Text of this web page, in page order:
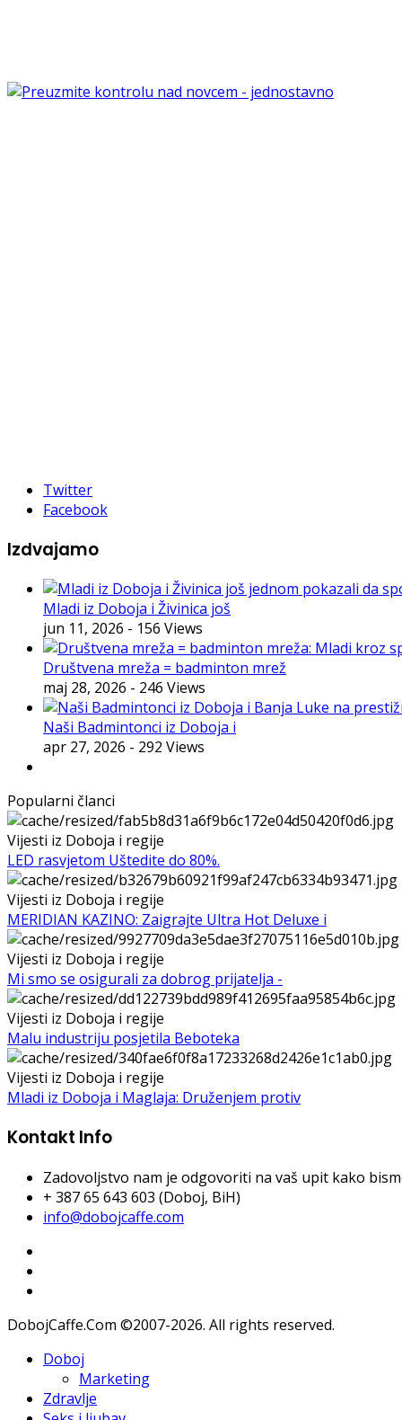
Twitter
Facebook
Izdvajamo
Mladi iz Doboja i Živinica još
jun 11, 2026 - 156 Views
Društvena mreža = badminton mrež
maj 28, 2026 - 246 Views
Naši Badmintonci iz Doboja i
apr 27, 2026 - 292 Views
Popularni članci
Vijesti iz Doboja i regije
LED rasvjetom Uštedite do 80%.
Vijesti iz Doboja i regije
MERIDIAN KAZINO: Zaigrajte Ultra Hot Deluxe i
Vijesti iz Doboja i regije
Mi smo se osigurali za dobrog prijatelja -
Vijesti iz Doboja i regije
Malu industriju posjetila Beboteka
Vijesti iz Doboja i regije
Mladi iz Doboja i Maglaja: Druženjem protiv
Kontakt Info
Zadovoljstvo nam je odgovoriti na vaš upit kako
+ 387 65 643 603 (Doboj, BiH)
info@dobojcaffe.com
DobojCaffe.Com ©2007-2026. All rights reserved.
Doboj
Marketing
Zdravlje